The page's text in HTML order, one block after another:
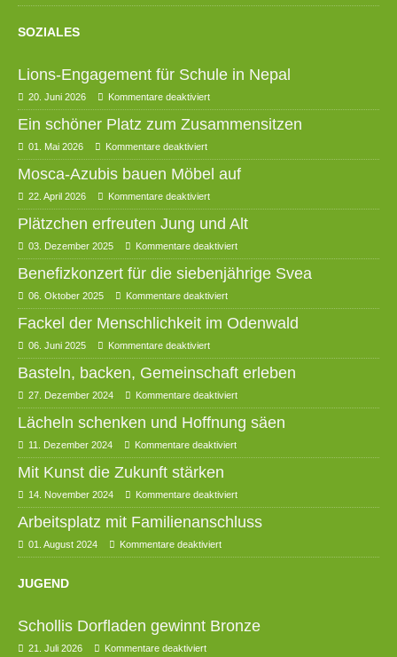
SOZIALES
Lions-Engagement für Schule in Nepal
20. Juni 2026 Kommentare deaktiviert
Ein schöner Platz zum Zusammensitzen
01. Mai 2026 Kommentare deaktiviert
Mosca-Azubis bauen Möbel auf
22. April 2026 Kommentare deaktiviert
Plätzchen erfreuten Jung und Alt
03. Dezember 2025 Kommentare deaktiviert
Benefizkonzert für die siebenjährige Svea
06. Oktober 2025 Kommentare deaktiviert
Fackel der Menschlichkeit im Odenwald
06. Juni 2025 Kommentare deaktiviert
Basteln, backen, Gemeinschaft erleben
27. Dezember 2024 Kommentare deaktiviert
Lächeln schenken und Hoffnung säen
11. Dezember 2024 Kommentare deaktiviert
Mit Kunst die Zukunft stärken
14. November 2024 Kommentare deaktiviert
Arbeitsplatz mit Familienanschluss
01. August 2024 Kommentare deaktiviert
JUGEND
Schollis Dorfladen gewinnt Bronze
21. Juli 2026 Kommentare deaktiviert